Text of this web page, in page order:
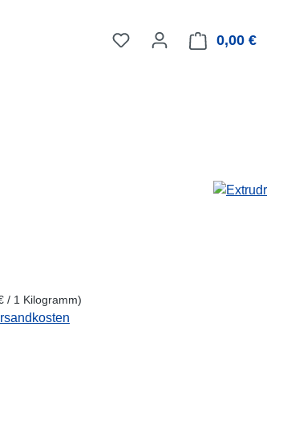
Du hast 0 Produkte auf
0,00 €
/ 1 Kilogramm)
von 4.38 von 5 Sternen